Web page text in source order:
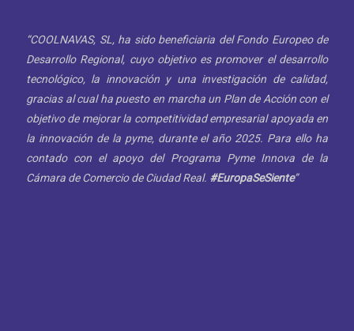
“COOLNAVAS, SL, ha sido beneficiaria del Fondo Europeo de
Desarrollo Regional, cuyo objetivo es promover el desarrollo
tecnológico, la innovación y una investigación de calidad,
gracias al cual ha puesto en marcha un Plan de Acción con el
objetivo de mejorar la competitividad empresarial apoyada en
la innovación de la pyme, durante el año 2025. Para ello ha
contado con el apoyo del Programa Pyme Innova de la
Cámara de Comercio de Ciudad Real. #EuropaSeSiente”